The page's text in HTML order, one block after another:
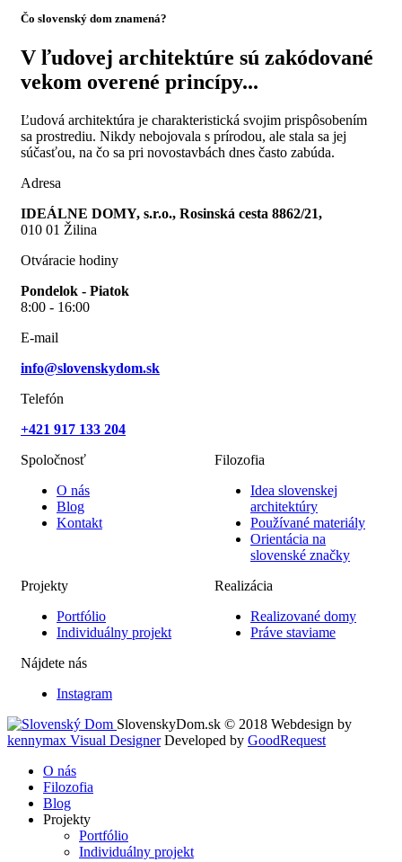
Čo slovenský dom znamená?
V ľudovej architektúre sú zakódované
vekom overené princípy...
Ľudová architektúra je charakteristická svojim prispôsobením
sa prostrediu. Nikdy nebojovala s prírodou, ale stala sa jej
súčasťou, na čo sa pri novostavbách dnes často zabúda.
Adresa
IDEÁLNE DOMY, s.r.o., Rosinská cesta 8862/21,
010 01 Žilina
Otváracie hodiny
Pondelok - Piatok
8:00 - 16:00
E-mail
info@slovenskydom.sk
Telefón
+421 917 133 204
Spoločnosť
O nás
Blog
Kontakt
Filozofia
Idea slovenskej
architektúry
Používané materiály
Orientácia na
slovenské značky
Projekty
Portfólio
Individuálny projekt
Realizácia
Realizované domy
Práve staviame
Nájdete nás
Instagram
SlovenskyDom.sk © 2018 Webdesign by
kennymax Visual Designer Developed by GoodRequest
O nás
Filozofia
Blog
Projekty
Portfólio
Individuálny projekt